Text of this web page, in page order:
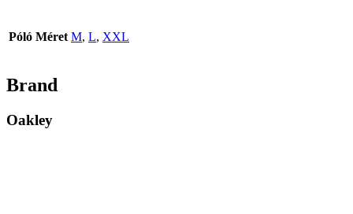
Póló Méret M, L, XXL
Brand
Oakley